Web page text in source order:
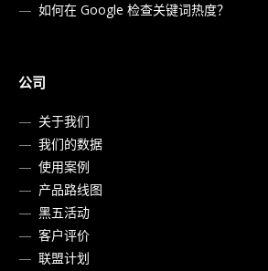
如何在 Google 检查关键词热度？
公司
关于我们
我们的数据
使用案例
产品路线图
黑五活动
客户评价
联盟计划